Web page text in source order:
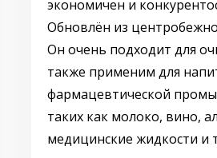
экономичен и
Обновлён из
Он очень подходит для
также применим для
фармацевтической
таких как молоко, вино,
медицинские жидкости и